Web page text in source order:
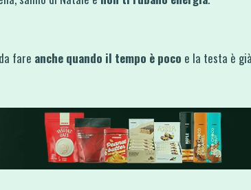
fare anche quando il tempo è poco e la testa è